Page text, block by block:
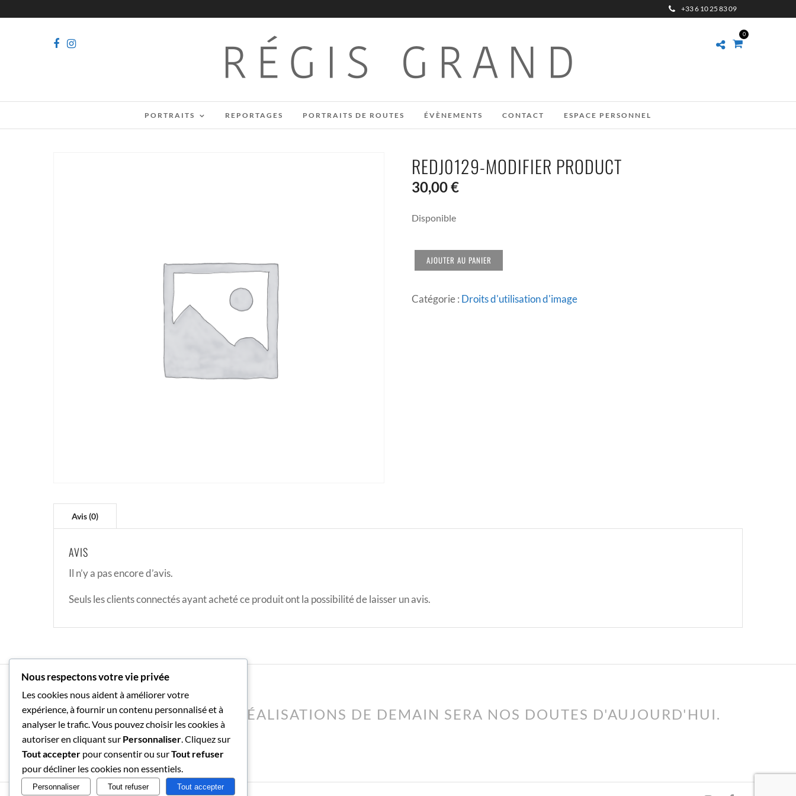
+33 6 10 25 83 09
0
PORTRAITS REPORTAGES PORTRAITS DE ROUTES ÉVÈNEMENTS CONTACT ESPACE PERSONNEL
REDJ0129-MODIFIER PRODUCT
30,00€
Disponible
QUANTITÉ
PRODUCT
AJOUTER AU PANIER
Catégorie : Droits d'utilisation d'image
AVIS
Il n’y a pas encore d’avis.
Seuls les clients connectés ayant acheté ce produit ont la possibilité de laisser un avis.
LA SEULE LIMITE À NOS RÉALISATIONS DE DEMAIN SERA NOS DOUTES D'AUJOURD'HUI.
Nous respectons votre vie privée
Les cookies nous aident à améliorer votre
expérience, à fournir un contenu personnalisé et à
analyser le trafic. Vous pouvez choisir les cookies à
autoriser en cliquant sur Personnaliser . Cliquez sur
Tout accepter pour consentir ou surTout refuser
pour décliner les cookies non essentiels.
Personnaliser Tout refuser Tout accepter